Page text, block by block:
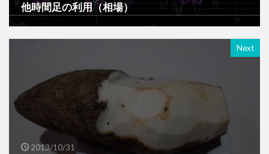
他時間足の利用（相場）
Next
2013/10/31